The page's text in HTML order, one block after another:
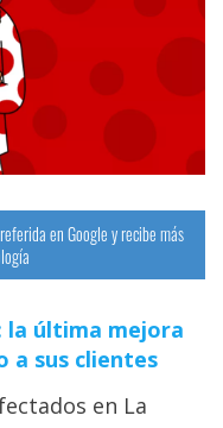
en Google y recibe más
la última mejora
a sus clientes
en La